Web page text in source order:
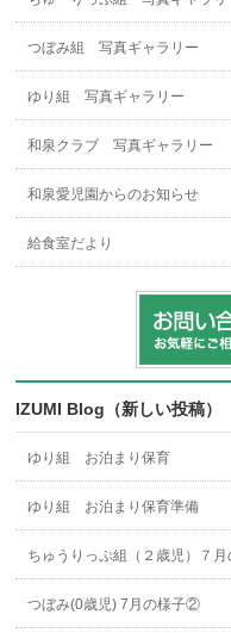
つぼみ組 写真ギャラリー
ゆり組 写真ギャラリー
和泉クラブ 写真ギャラリー
和泉愛児園からのお知らせ
給食室だより
IZUMI Blog（新しい投稿）
ゆり組 お泊まり保育
ゆり組 お泊まり保育準備
ちゅうりっぷ組（２歳児）７月
つぼみ(0歳児) 7月の様子②